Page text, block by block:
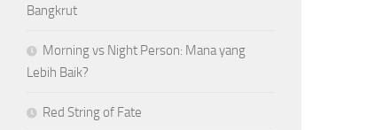
Bangkrut
Morning vs Night Person: Mana yang
Lebih Baik?
Red String of Fate